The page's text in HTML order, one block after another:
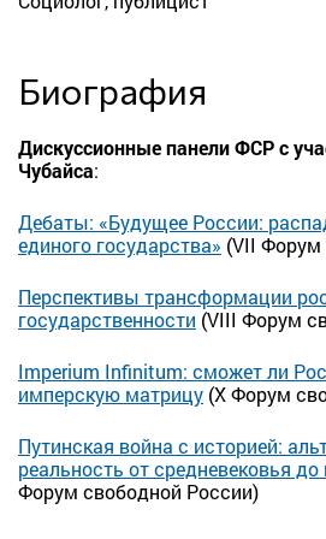
Биография
Дискуссионные панели ФСР с
Чубайса:
Дебаты: «Будущее России:
единого государства» (VII Форум
Перспективы трансформации
государственности (VIII Форум
Imperium Infinitum: сможет ли
имперскую матрицу (Х Форум
Путинская война с историей:
реальность от средневековья
Форум свободной России)